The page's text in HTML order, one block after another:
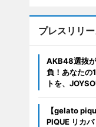
プレスリリ
AKB48選抜
負！あなたの
トを、
【gelato
PIQUE リカ